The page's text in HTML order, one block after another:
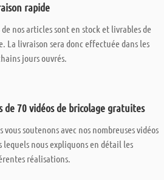
rapide
de nos articles sont en stock et livrables de
La livraison sera donc effectuée dans les
jours ouvrés.
de 70 vidéos de bricolage gratuites
vous soutenons avec nos nombreuses vidéos
lequels nous expliquons en détail les
réalisations.